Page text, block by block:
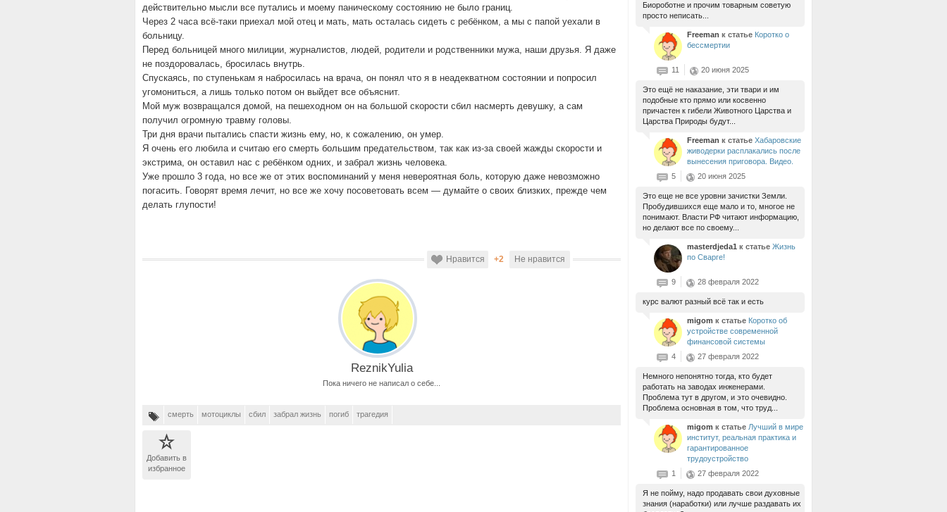
действительно мысли все путались и моему паническому состоянию не было границ.
Через 2 часа всё-таки приехал мой отец и мать, мать осталась сидеть с ребёнком, а мы с папой уехали в
больницу.
Перед больницей много милиции, журналистов, людей, родители и родственники мужа, наши друзья. Я даже
не поздоровалась, бросилась внутрь.
Спускаясь, по ступенькам я набросилась на врача, он понял что я в неадекватном состоянии и попросил
угомониться, а лишь только потом он выйдет все объяснит.
Мой муж возвращался домой, на пешеходном он на большой скорости сбил насмерть девушку, а сам
получил огромную травму головы.
Три дня врачи пытались спасти жизнь ему, но, к сожалению, он умер.
Я очень его любила и считаю его смерть большим предательством, так как из-за своей жажды скорости и
экстрима, он оставил нас с ребёнком одних, и забрал жизнь человека.
Уже прошло 3 года, но все же от этих воспоминаний у меня невероятная боль, которую даже невозможно
погасить. Говорят время лечит, но все же хочу посоветовать всем — думайте о своих близких, прежде чем
делать глупости!
Нравится +2 Не нравится
ReznikYulia
Пока ничего не написал о себе...
смерть мотоциклы сбил забрал жизнь погиб трагедия
Добавить в
избранное
Биороботне и прочим товарным советую
просто неписать...
Freeman к статье Коротко о
бессмертии
11 20 июня 2025
Это ещё не наказание, эти твари и им
подобные кто прямо или косвенно
причастен к гибели Животного Царства и
Царства Природы будут...
Freeman к статье Хабаровские
живодерки расплакались после
вынесения приговора. Видео.
5
20 июня 2025
Это еще не все уровни зачистки Земли.
Пробудившихся еще мало и то, многое не
понимают. Власти РФ читают информацию,
но делают все по своему...
masterdjeda1 к статье Жизнь
по Сварге!
9 28 февраля 2022
курс валют разный всё так и есть
migom к статье Коротко об
устройстве современной
финансовой системы
4
27 февраля 2022
Немного непонятно тогда, кто будет
работать на заводах инженерами.
Проблема тут в другом, и это очевидно.
Проблема основная в том, что труд...
migom к статье Лучший в мире
институт, реальная практика и
гарантированное
трудоустройство
1
27 февраля 2022
Я не пойму, надо продавать свои духовные
знания (наработки) или лучше раздавать их